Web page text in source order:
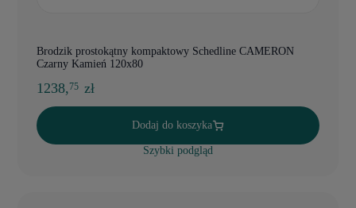
Brodzik prostokątny kompaktowy Schedline CAMERON
Czarny Kamień 120x80
1238,75 zł
Dodaj do koszyka
Szybki podgląd